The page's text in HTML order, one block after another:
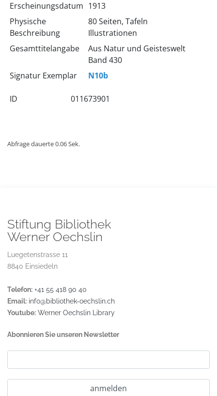
Erscheinungsdatum 1913
Physische
Beschreibung
80 Seiten, Tafeln
Illustrationen
Gesamttitelangabe
Aus Natur und Geisteswelt
Band 430
Signatur Exemplar
N10b
ID 011673901
Abfrage dauerte 0.06 Sek.
Stiftung Bibliothek
Werner Oechslin
Luegetenstrasse 11
8840 Einsiedeln
Telefon: +41 55 418 90 40
Email: info@bibliothek-oechslin.ch
Youtube: Werner Oechslin Library
Abonnieren Sie unseren Newsletter